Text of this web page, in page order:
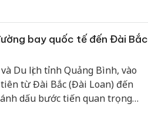
bay quốc tế đến Đài Bắc
Du lịch tỉnh Quảng Bình, vào
từ Đài Bắc (Đài Loan) đến
dấu bước tiến quan trọng